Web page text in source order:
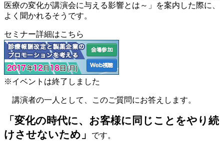
医療の変化が講演会に与える影響とは～」を案内した際に、
よく聞かれるそうです。
セミナー詳細はこちら
※イベントは終了しました
講演者の一人として、このご質問にお答えします。
「変化の時代に、お客様に同じことをやり続
けさせないため」
です。